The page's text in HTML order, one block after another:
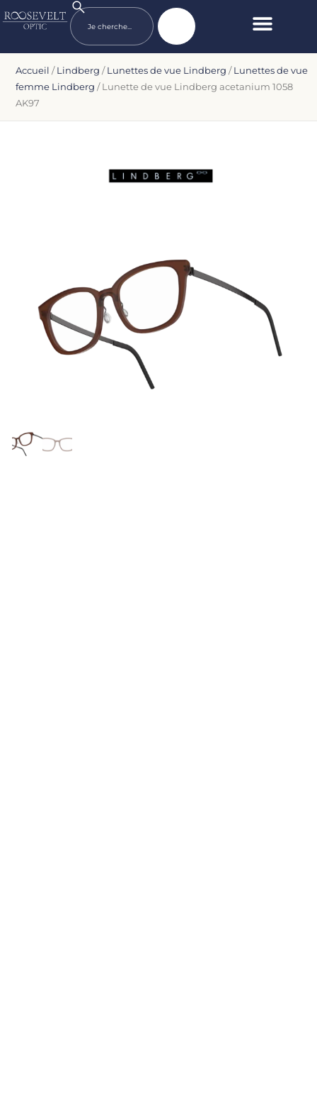
Accueil /Lindberg /Lunettes de vue Lindberg /Lunettes de vue
femme Lindberg / Lunette de vue Lindberg acetanium 1058
AK97